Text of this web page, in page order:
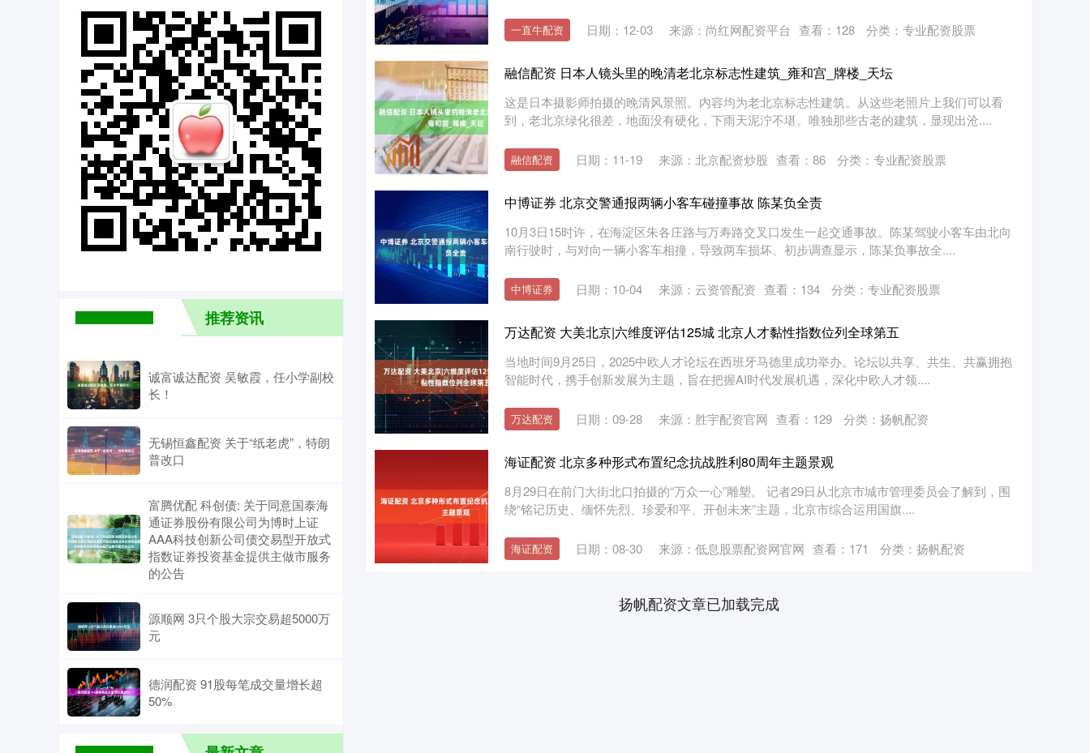
一直牛配资 日期：12-03 来源：尚红网配资平台 查看： 128 分类： 专业配资股票
融信配资 日本人镜头里的晚清老北京标志性建筑_雍和宫_牌楼_天坛
这是日本摄影师拍摄的晚清风景照。内容均为老北京标志性建筑。从这些老照片上我们可以看
到，老北京绿化很差，地面没有硬化，下雨天泥泞不堪。唯独那些古老的建筑，显现出沧....
融信配资 日期：11-19 来源：北京配资炒股 查看： 86 分类： 专业配资股票
中博证券 北京交警通报两辆小客车碰撞事故 陈某负全责
10月3日15时许，在海淀区朱各庄路与万寿路交叉口发生一起交通事故。陈某驾驶小客车由北向
南行驶时，与对向一辆小客车相撞，导致两车损坏。初步调查显示，陈某负事故全....
中博证券 日期：10-04 来源：云资管配资 查看： 134 分类： 专业配资股票
万达配资 大美北京|六维度评估125城 北京人才黏性指数位列全球第五
当地时间9月25日，2025中欧人才论坛在西班牙马德里成功举办。论坛以共享、共生、共赢拥抱
智能时代，携手创新发展为主题，旨在把握AI时代发展机遇，深化中欧人才领....
万达配资 日期：09-28 来源：胜宇配资官网 查看： 129 分类： 扬帆配资
海证配资 北京多种形式布置纪念抗战胜利80周年主题景观
8月29日在前门大街北口拍摄的“万众一心”雕塑。 记者29日从北京市城市管理委员会了解到，围
绕“铭记历史、缅怀先烈、珍爱和平、开创未来”主题，北京市综合运用国旗....
海证配资 日期：08-30 来源：低息股票配资网官网 查看： 171 分类： 扬帆配资
扬帆配资文章已加载完成
推荐资讯
诚富诚达配资 吴敏霞，任小学副校
长！
无锡恒鑫配资 关于“纸老虎”，特朗
普改口
富腾优配 科创债: 关于同意国泰海
通证券股份有限公司为博时上证
AAA科技创新公司债交易型开放式
指数证券投资基金提供主做市服务
的公告
源顺网 3只个股大宗交易超5000万
元
德润配资 91股每笔成交量增长超
50%